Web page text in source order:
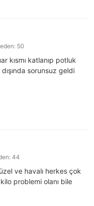
50
kısmı katlanıp potluk
sorunsuz geldi
44
ve havalı herkes çok
problemi olanı bile